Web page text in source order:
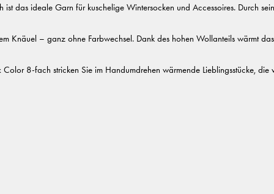
das ideale Garn für kuschelige Wintersocken und Accessoires. Durch
Knäuel – ganz ohne Farbwechsel. Dank des hohen Wollanteils wärmt
8-fach stricken Sie im Handumdrehen wärmende Lieblingsstücke, die